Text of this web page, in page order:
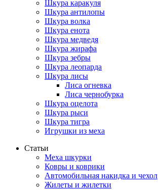
Шкура каракуля
Шкура антилопы
Шкура волка
Шкура енота
Шкура медведя
Шкура жирафа
Шкура зебры
Шкура леопарда
Шкура лисы
Лиса огневка
Лиса чернобурка
Шкура оцелота
Шкура рыси
Шкура тигра
Игрушки из меха
Статьи
Меха шкурки
Ковры и коврики
Автомобильная накидка и чехол
Жилеты и жилетки